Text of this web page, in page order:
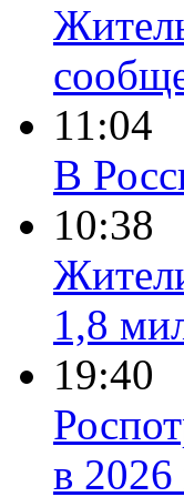
11:04
В
10:38
1,8
19:40
в 2026